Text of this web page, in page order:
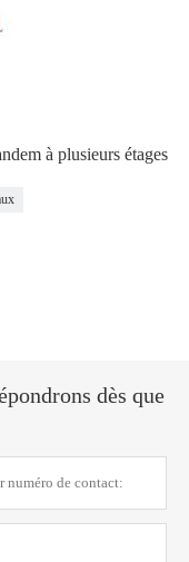
à plusieurs étages
dès que